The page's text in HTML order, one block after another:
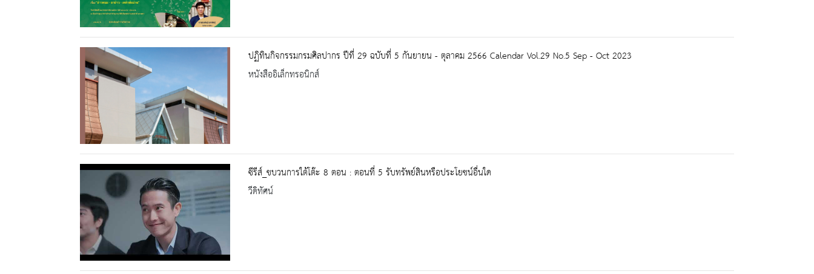
ปฏิทินกิจกรรมกรมศิลปากร ปีที่ 29 ฉบับที่ 5 กันยายน - ตุลาคม 2566 Calendar Vol.29 No.5 Sep - Oct 2023
หนังสืออิเล็กทรอนิกส์
ซีรีส์_ขบวนการใต้โต๊ะ 8 ตอน : ตอนที่ 5 รับทรัพย์สินหรือประโยชน์อื่นใด
วีดิทัศน์